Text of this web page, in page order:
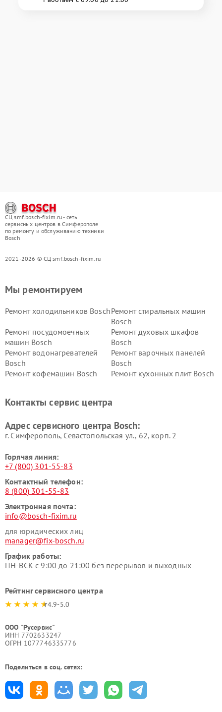
СЦ smf.bosch-fixim.ru - сеть
сервисных центров в Симферополе
по ремонту и обслуживанию техники
Bosch
2021-2026 © СЦ smf.bosch-fixim.ru
Мы ремонтируем
Ремонт холодильников BoschРемонт стиральных машин
Bosch
Ремонт посудомоечных
машин Bosch
Ремонт духовых шкафов
Bosch
Ремонт водонагревателей
Bosch
Ремонт варочных панелей
Bosch
Ремонт кофемашин Bosch
Ремонт кухонных плит Bosch
Ремонт сушильных автоматовРемонт морозильных камер
Контакты сервис центра
Адрес сервисного центра Bosch:
г. Симферополь, Севастопольская ул., 62, корп. 2
Горячая линия:
+7 (800) 301-55-83
Контактный телефон:
8 (800) 301-55-83
Электронная почта:
info@bosch-fixim.ru
для юридических лиц
manager@fix-bosch.ru
График работы:
ПН-ВСК с 9:00 до 21:00 без перерывов и выходных
Рейтинг сервисного центра
4.9-5.0
ООО "Русервис"
ИНН 7702633247
ОГРН 1077746335776
Поделиться в соц. сетях: